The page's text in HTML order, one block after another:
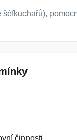
šéfkuchařů),
činnosti